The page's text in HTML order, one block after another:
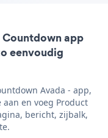
app
eenvoudig
Avada - app,
en voeg Product
bericht, zijbalk,